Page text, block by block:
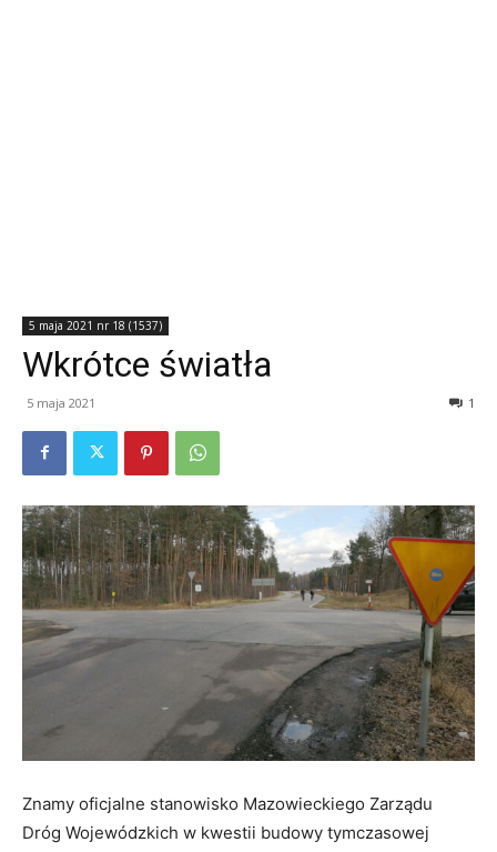
5 maja 2021 nr 18 (1537)
Wkrótce światła
5 maja 2021 1
Znamy oficjalne stanowisko Mazowieckiego Zarządu
Dróg Wojewódzkich w kwestii budowy tymczasowej